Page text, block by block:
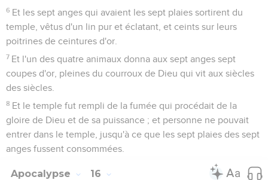
6 Et les sept anges qui avaient les sept plaies sortirent du
temple, vêtus d'un lin pur et éclatant, et ceints sur leurs
poitrines de ceintures d'or.
7 Et l'un des quatre animaux donna aux sept anges sept
coupes d'or, pleines du courroux de Dieu qui vit aux siècles
des siècles.
8 Et le temple fut rempli de la fumée qui procédait de la
gloire de Dieu et de sa puissance ; et personne ne pouvait
entrer dans le temple, jusqu'à ce que les sept plaies des sept
anges fussent consommées.
Apocalypse 16